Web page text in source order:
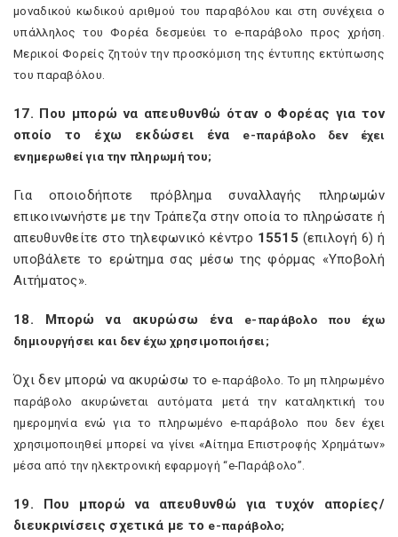
μοναδικού κωδικού αριθμού του παραβόλου και στη συνέχεια ο
υπάλληλος του Φορέα δεσμεύει το e-παράβολο προς χρήση.
Μερικοί Φορείς ζητούν την προσκόμιση της έντυπης εκτύπωσης
του παραβόλου.
17. Που μπορώ να απευθυνθώ όταν ο Φορέας για τον
οποίο το έχω εκδώσει ένα
e-παράβολο δεν έχει
ενημερωθεί για την πληρωμή του;
Για οποιοδήποτε πρόβλημα συναλλαγής πληρωμών
επικοινωνήστε με την Τράπεζα στην οποία το πληρώσατε ή
απευθυνθείτε στο τηλεφωνικό κέντρο 15515 (επιλογή 6) ή
υποβάλετε το ερώτημα σας μέσω της φόρμας «Υποβολή
Αιτήματος».
18. Μπορώ να ακυρώσω ένα e-παράβολο που έχω
δημιουργήσει και δεν έχω χρησιμοποιήσει;
Όχι δεν μπορώ να ακυρώσω τοe-παράβολο. Το μη πληρωμένο
παράβολο ακυρώνεται αυτόματα μετά την καταληκτική του
ημερομηνία ενώ για το πληρωμένο e-παράβολο που δεν έχει
χρησιμοποιηθεί μπορεί να γίνει «Αίτημα Επιστροφής Χρημάτων»
μέσα από την ηλεκτρονική εφαρμογή “e-Παράβολο”.
19. Που μπορώ να απευθυνθώ για τυχόν απορίες/
διευκρινίσεις σχετικά με το e-παράβολο;